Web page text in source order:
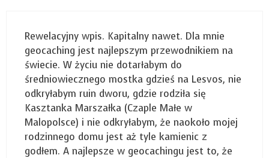
Rewelacyjny wpis. Kapitalny nawet. Dla mnie
geocaching jest najlepszym przewodnikiem na
świecie. W życiu nie dotarłabym do
średniowiecznego mostka gdzieś na Lesvos, nie
odkryłabym ruin dworu, gdzie rodziła się
Kasztanka Marszałka (Czaple Małe w
Malopolsce) i nie odkryłabym, że naokoło mojej
rodzinnego domu jest aż tyle kamienic z
godłem. A najlepsze w geocachingu jest to, że